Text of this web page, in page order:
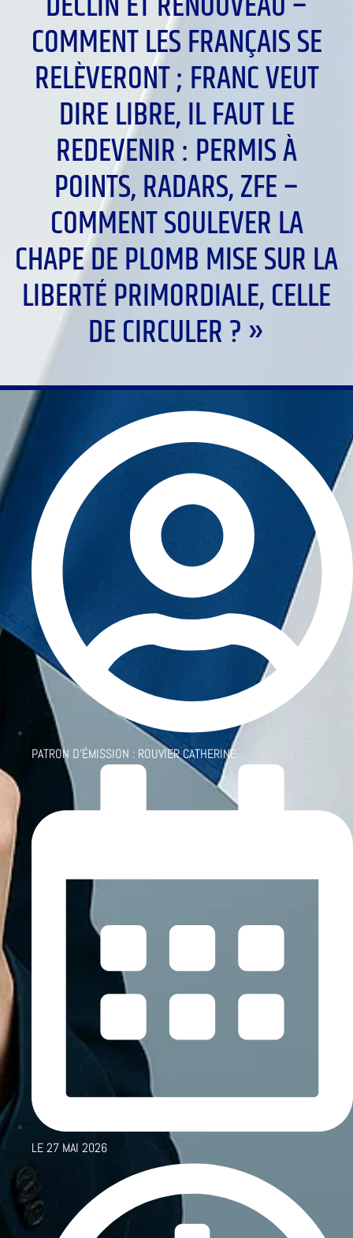
COMMENT LES FRANÇAIS SE
RELÈVERONT ; FRANC VEUT
DIRE LIBRE, IL FAUT LE
REDEVENIR : PERMIS À
POINTS, RADARS, ZFE –
COMMENT SOULEVER LA
CHAPE DE PLOMB MISE SUR LA
LIBERTÉ PRIMORDIALE, CELLE
DE CIRCULER ? »
PATRON D'ÉMISSION : ROUVIER CATHERINE
LE27 MAI 2026